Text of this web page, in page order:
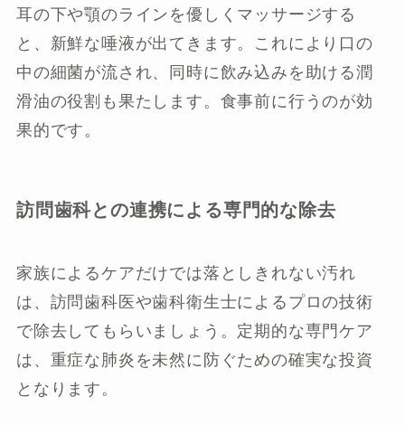
耳の下や顎のラインを優しくマッサージする
と、新鮮な唾液が出てきます。これにより口の
中の細菌が流され、同時に飲み込みを助ける潤
滑油の役割も果たします。食事前に行うのが効
果的です。
訪問歯科との連携による専門的な除去
家族によるケアだけでは落としきれない汚れ
は、訪問歯科医や歯科衛生士によるプロの技術
で除去してもらいましょう。定期的な専門ケア
は、重症な肺炎を未然に防ぐための確実な投資
となります。